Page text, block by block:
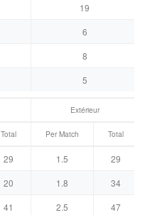
19
6
8
5
Extérieur
Total Per Match Total
29 1.5
29
20 1.8
34
41 2.5
47